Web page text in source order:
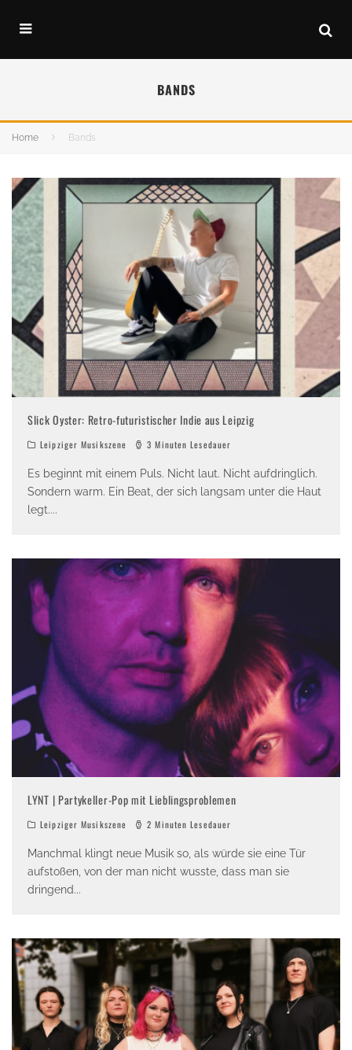
BANDS
Home Bands
Slick Oyster: Retro-futuristischer Indie aus Leipzig
Leipziger Musikszene 3 Minuten Lesedauer
Es beginnt mit einem Puls. Nicht laut. Nicht aufdringlich.
Sondern warm. Ein Beat, der sich langsam unter die Haut
legt....
LYNT | Partykeller-Pop mit Lieblingsproblemen
Leipziger Musikszene 2 Minuten Lesedauer
Manchmal klingt neue Musik so, als würde sie eine Tür
aufstoßen, von der man nicht wusste, dass man sie
dringend...